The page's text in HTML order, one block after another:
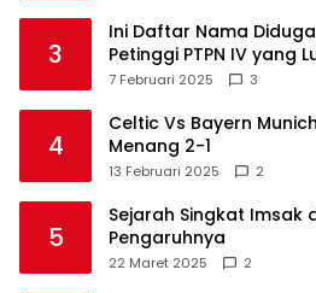
3
Ini Daftar Nama
Petinggi PTPN IV yang
7 Februari 2025 3
4
Celtic Vs Bayern
Menang 2-1
13 Februari 2025 2
5
Sejarah Singkat Imsak
Pengaruhnya
22 Maret 2025 2